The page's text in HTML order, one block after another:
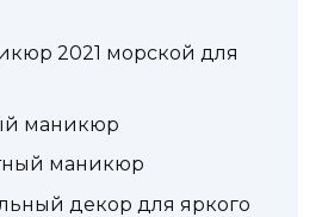
2021 морской для
маникюр
маникюр
декор для яркого